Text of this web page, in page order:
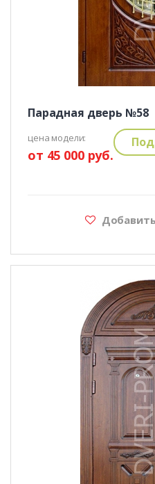
Парадная дверь №58
цена модели:
от 45 000 руб.